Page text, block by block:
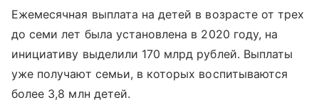
Ежемесячная выплата на детей в возрасте от трех
до семи лет была установлена в 2020 году, на
инициативу выделили 170 млрд рублей. Выплаты
уже получают семьи, в которых воспитываются
более 3,8 млн детей.